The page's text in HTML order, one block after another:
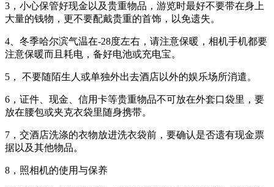
3，小心保管好现金以及贵重物品，游览时最好不要带在身上
大量的钱物，更不要配戴贵重的首饰，以免遗失。
4、冬季哈尔滨气温在-28度左右，请注意保暖，相机手机都要
注意保暖而且耗电，备好电池或充电宝。
5， 不要随陌生人或单独外出去酒店以外的娱乐场所消遣。
6，证件、现金、信用卡等贵重物品不可放在外套口袋里，要
放在腰包或夹克衣袋里随身携带。
7，交酒店洗涤的衣物放进洗衣袋前，要确认是否遗有现金票
据以及其他物品。
8，照相机的使用与保养